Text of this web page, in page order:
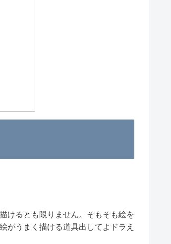
けるとも限りません。そもそも絵を
がうまく描ける道具出してよドラえ